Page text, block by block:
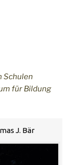
Schulen
für Bildung
J. Bär